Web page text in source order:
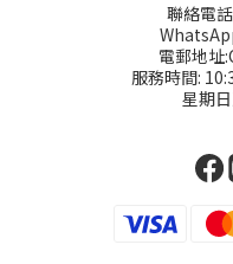
聯絡電
電郵地
服務時間:
星期